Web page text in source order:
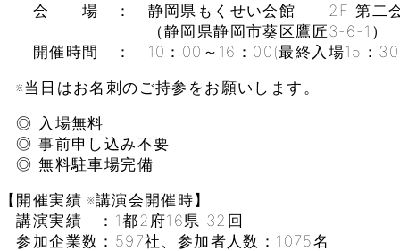
会 場 ： 静岡県もくせい会館 2F 第二会
（静岡県静岡市葵区鷹匠3-6-1）
開催時間 ： 10：00～16：00(最終入場15：
※当日はお名刺のご持参をお願いします。
◎ 入場無料
◎ 事前申し込み不要
◎ 無料駐車場完備
【開催実績 ※講演会開催時】
講演実績 ：1都2府16県 32回
参加企業数：597社、参加者人数：1075名